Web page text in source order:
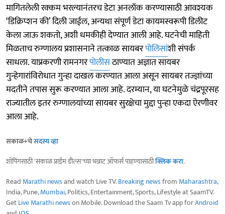
मागितलेली रक्कम भरल्यानंतरच डेटा अनलॉक करण्यासाठी आवश्यक
‘डिक्रिप्शन की’ दिली जाईल, अन्यथा संपूर्ण डेटा कायमस्वरूपी डिलीट
केला जाऊ शकतो, अशी धमकीही देण्यात आली आहे. घटनेची माहिती
मिळताच रुग्णालय प्रशासनाने तत्काळ सायबरपोलिसांशी संपर्क
साधला. याप्रकरणी रामनगरपोलीसठाण्यात अज्ञात सायबर
गुन्हेगारांविरोधात गुन्हा दाखल करण्यात आला असून सायबर तज्ज्ञांच्या
मदतीने तपास सुरू करण्यात आला आहे. दरम्यान, या घटनेमुळे चंद्रपूरसह
राज्यातील इतर रुग्णालयांच्या सायबर सुरक्षेचा मुद्दा पुन्हा एकदा ऐरणीवर
आला आहे.
सकाळ+चेसदस्य व्हा
शॉपिंगसाठी 'सकाळ प्राईम डील्स'च्या भन्नाट ऑफर्स पाहण्यासाठीक्लिक करा.
Read Marathi newsand watch Live TV.Breaking newsfrom Maharashtra,
India, Pune,Mumbai, Politics, Entertainment, Sports, Lifestyle at SaamTV.
GetLive Marathi newson Mobile. Download the Saam Tv app forAndroid